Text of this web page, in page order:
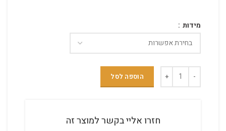
מידות
הוספה לסל
חזרו אליי בקשר למוצר זה